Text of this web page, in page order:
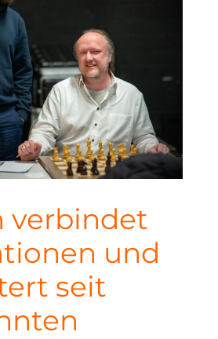
verbindet
und
seit